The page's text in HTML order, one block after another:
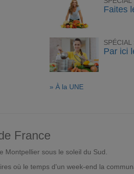
Faites
SPÉCIAL
Par ici
» À la UNE
France
Montpellier sous le soleil du Sud.
où le temps d'un week-end la